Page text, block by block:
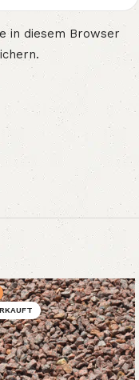
in diesem Browser